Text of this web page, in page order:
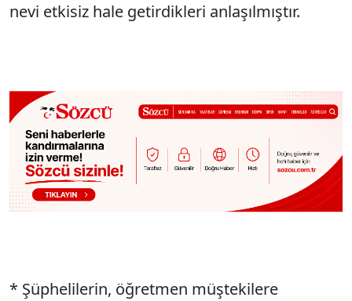
nevi etkisiz hale getirdikleri anlaşılmıştır.
* Şüphelilerin, öğretmen müştekilere